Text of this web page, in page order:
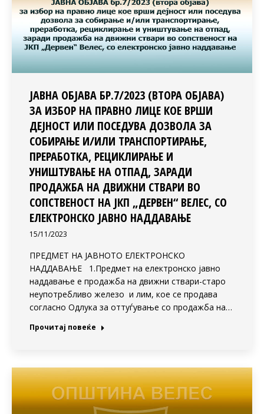
ЈАВНА ОБЈАВА БР.7/2023 (ВТОРА ОБЈАВА)
ЗА ИЗБОР НА ПРАВНО ЛИЦЕ КОЕ ВРШИ
ДЕЈНОСТ ИЛИ ПОСЕДУВА ДОЗВОЛА ЗА
СОБИРАЊЕ И/ИЛИ ТРАНСПОРТИРАЊЕ,
ПРЕРАБОТКА, РЕЦИКЛИРАЊЕ И
УНИШТУВАЊЕ НА ОТПАД, ЗАРАДИ
ПРОДАЖБА НА ДВИЖНИ СТВАРИ ВО
СОПСТВЕНОСТ НА ЈКП „ДЕРВЕН“ ВЕЛЕС, СО
ЕЛЕКТРОНСКО ЈАВНО НАДДАВАЊЕ
15/11/2023
ПРЕДМЕТ НА ЈАВНОТО ЕЛЕКТРОНСКО
НАДДАВАЊЕ 1.Предмет на електронско јавно
наддавање е продажба на движни ствари-старо
неупотребливо железо и лим, кое се продава
согласно Одлука за оттуѓување со продажба на…
Прочитај повеќе